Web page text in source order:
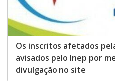
Os inscritos afetados
avisados pelo Inep por
divulgação no site